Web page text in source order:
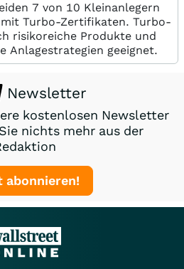
7 von 10 Kleinanlegern
Turbo-Zertifikaten. Turbo-
risikoreiche Produkte und
Anlagestrategien geeignet.
Newsletter
kostenlosen Newsletter
nichts mehr aus der
abonnieren!